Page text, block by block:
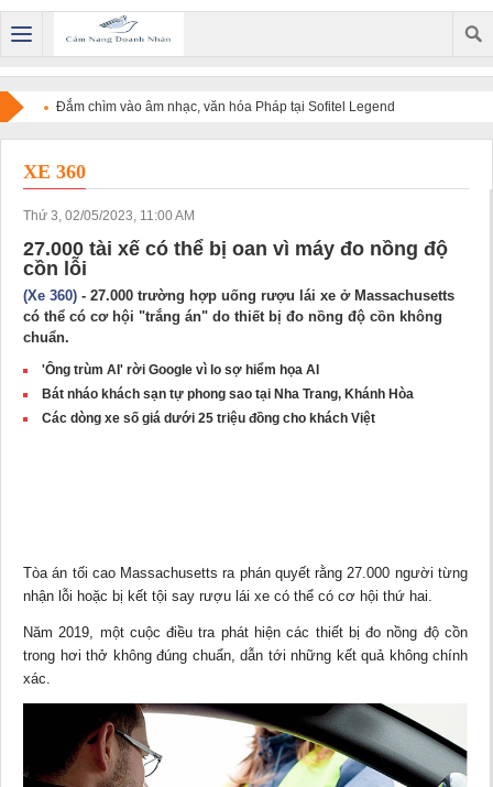
Đắm chìm vào âm nhạc, văn hóa Pháp tại Sofitel Legend
Metropole Hanoi
XE 360
Thứ 3, 02/05/2023, 11:00 AM
27.000 tài xế có thể bị oan vì máy đo nồng độ
cồn lỗi
(Xe 360) - 27.000 trường hợp uống rượu lái xe ở Massachusetts
có thể có cơ hội "trắng án" do thiết bị đo nồng độ cồn không
chuẩn.
'Ông trùm AI' rời Google vì lo sợ hiểm họa AI
Bát nháo khách sạn tự phong sao tại Nha Trang, Khánh Hòa
Các dòng xe số giá dưới 25 triệu đồng cho khách Việt
Tòa án tối cao Massachusetts ra phán quyết rằng 27.000 người từng
nhận lỗi hoặc bị kết tội say rượu lái xe có thể có cơ hội thứ hai.
Năm 2019, một cuộc điều tra phát hiện các thiết bị đo nồng độ cồn
trong hơi thở không đúng chuẩn, dẫn tới những kết quả không chính
xác.